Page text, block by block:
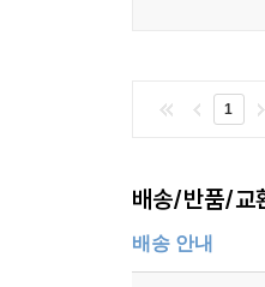
1
배송/반품/교
배송 안내